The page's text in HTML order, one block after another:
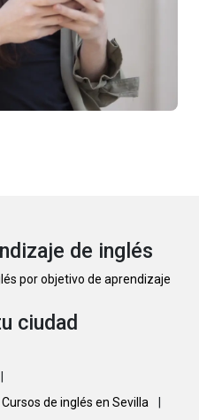
de inglés
por objetivo de aprendizaje
ciudad
Cursos de inglés en Sevilla